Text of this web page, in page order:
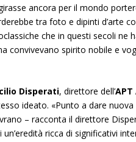
ancora per il mondo
tra foto e dipinti d’arte
che in questi secoli ne
convivevano spirito nobile e
Disperati, direttore dell’
ideato. «Punto a dare nuova
– racconta il direttore
ricca di significativi